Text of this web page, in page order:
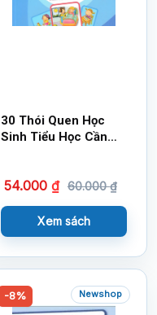
30 Thói Quen Học
Sinh Tiểu Học Cần
54.000 ₫ 60.000₫
Xem sách
-8% Newshop